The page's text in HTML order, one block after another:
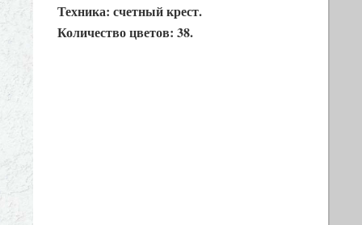
Техника: счетный крест.
Количество цветов: 38.